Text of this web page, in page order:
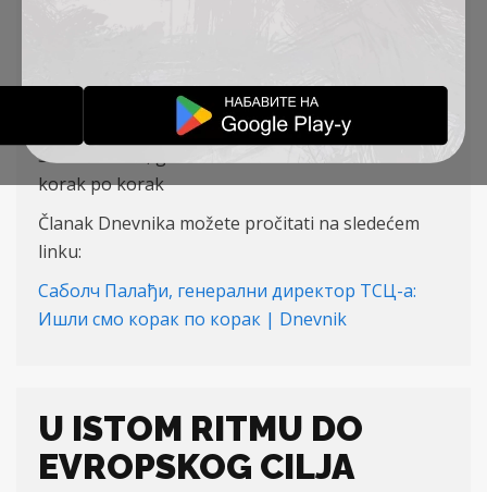
09-01-2023
Sabolč Palađi, generalni direktor TSC-a: Išli smo
korak po korak
Članak Dnevnika možete pročitati na sledećem
linku:
Саболч Палађи, генерални директор ТСЦ-а:
Ишли смо корак по корак | Dnevnik
U ISTOM RITMU DO
EVROPSKOG CILJA